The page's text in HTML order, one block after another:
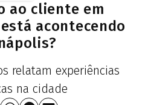
ao cliente em
acontecendo
relatam experiências
na cidade